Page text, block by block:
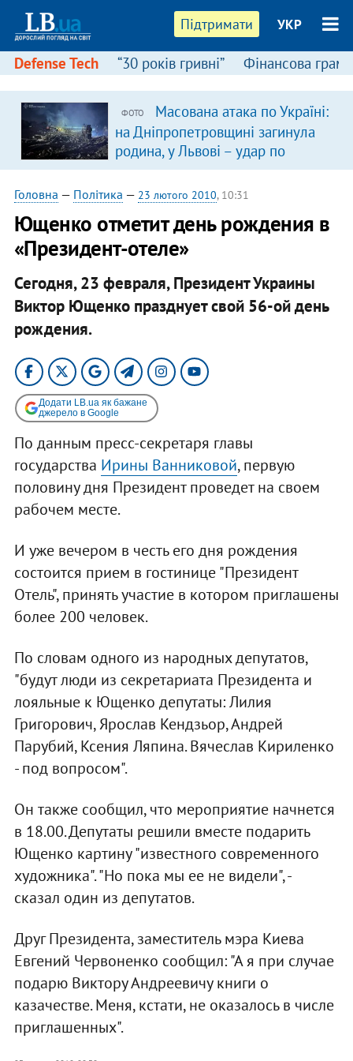
Підтримати УКР
Defense Tech “30 років гривні” Фінансова
ФОТО
Масована атака по Україні:
на Дніпропетровщині загинула
родина, у Львові – удар по
багатоповерхівках
(доповнюється)
Головна — Політика — 23 лютого 2010, 10:31
Ющенко отметит день рождения в
«Президент-отеле»
Сегодня, 23 февраля, Президент Украины
Виктор Ющенко празднует свой 56-ой день
рождения.
Додати LB.ua як бажане
джерело в Google
По данным пресс-секретаря главы
государства Ирины Ванниковой, первую
половину дня Президент проведет на своем
рабочем месте.
И уже вечером в честь его дня рождения
состоится прием в гостинице "Президент
Отель", принять участие в котором приглашены
более 200 человек.
По словам одного из народных депутатов,
"будут люди из секретариата Президента и
лояльные к Ющенко депутаты: Лилия
Григорович, Ярослав Кендзьор, Андрей
Парубий, Ксения Ляпина. Вячеслав Кириленко
- под вопросом".
Он также сообщил, что мероприятие начнется
в 18.00. Депутаты решили вместе подарить
Ющенко картину "известного современного
художника". "Но пока мы ее не видели", -
сказал один из депутатов.
Друг Президента, заместитель мэра Киева
Евгений Червоненко сообщил: "А я при случае
подарю Виктору Андреевичу книги о
казачестве. Меня, кстати, не оказалось в числе
приглашенных".